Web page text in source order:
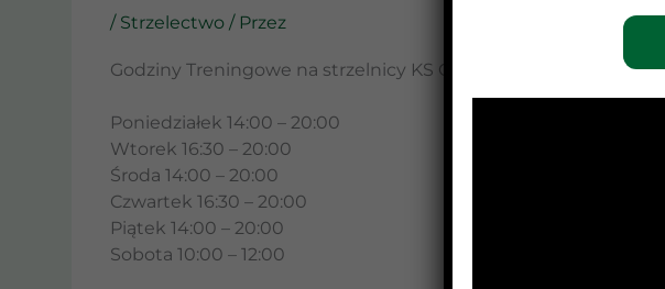
/ Strzelectwo/ Przez
Godziny Treningowe na strzelnicy KS Orzeł Elbląg
Poniedziałek 14:00 – 20:00
Wtorek 16:30 – 20:00
Środa 14:00 – 20:00
Czwartek 16:30 – 20:00
Piątek 14:00 – 20:00
Sobota 10:00 – 12:00